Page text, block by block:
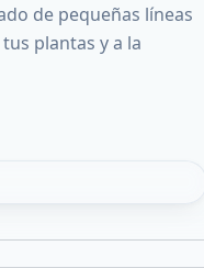
de pequeñas líneas
plantas y a la